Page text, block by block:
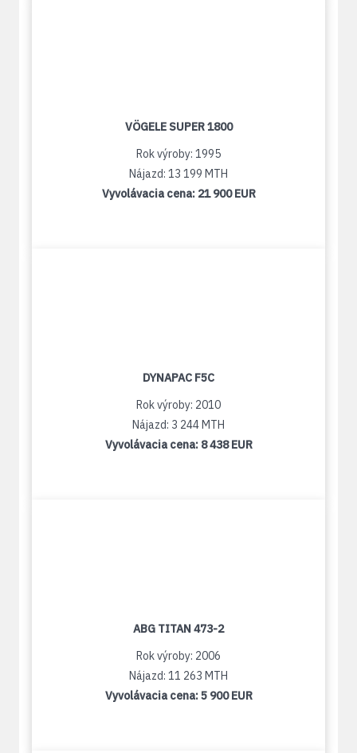
VÖGELE SUPER 1800
Rok výroby: 1995
Nájazd: 13 199 MTH
Vyvolávacia cena: 21 900 EUR
DYNAPAC F5C
Rok výroby: 2010
Nájazd: 3 244 MTH
Vyvolávacia cena: 8 438 EUR
ABG TITAN 473-2
Rok výroby: 2006
Nájazd: 11 263 MTH
Vyvolávacia cena:5 900 EUR